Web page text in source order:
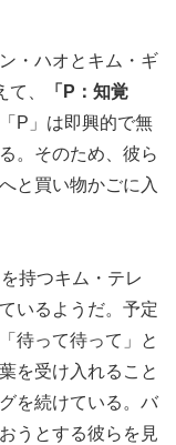
・ハオとキム・ギ
、
「P：知覚
P」は即興的で無
。そのため、彼ら
と買い物かごに入
持つキム・テレ
いるようだ。予定
待って待って」と
を受け入れること
を続けている。バ
うとする彼らを見